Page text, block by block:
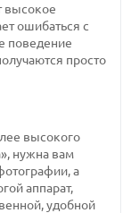
высокое
ошибаться с
поведение
просто
высокого
нужна вам
а
аппарат,
удобной